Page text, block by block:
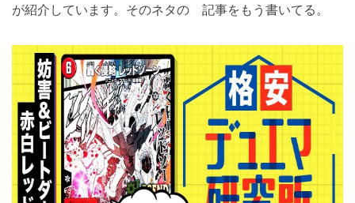
が紹介しています。そのネタの 記事をもう書いてる。